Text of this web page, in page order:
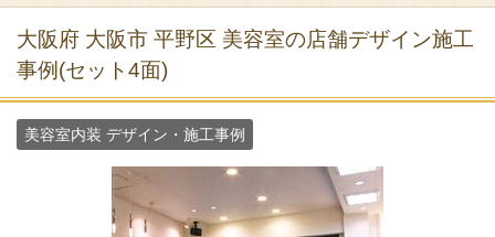
大阪府 大阪市 平野区 美容室の店舗デザイン施工
事例(セット4面)
美容室内装 デザイン・施工事例